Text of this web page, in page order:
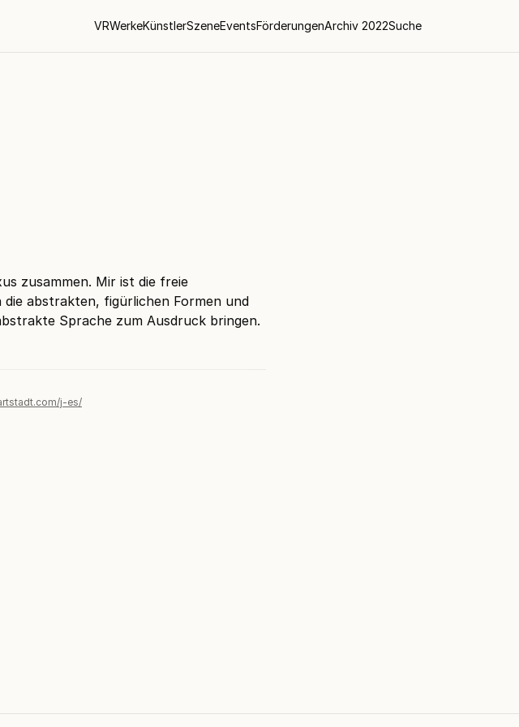
VRWerkeKünstlerSzeneEventsFörderungenArchiv 2022Suche
zusammen. Mir ist die freie
abstrakten, figürlichen Formen und
Sprache zum Ausdruck bringen.
j-es/